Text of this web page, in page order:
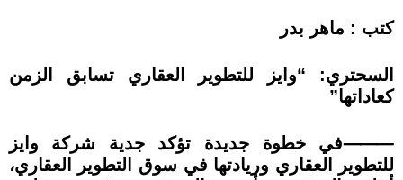
كتب : ماهر بدر
السحتري: “وايز للتطوير العقاري تسابق الزمن
كعاداتها”
⸻في خطوة جديدة تؤكد جدية شركة وايز
للتطوير العقاري وريادتها في سوق التطوير العقاري،